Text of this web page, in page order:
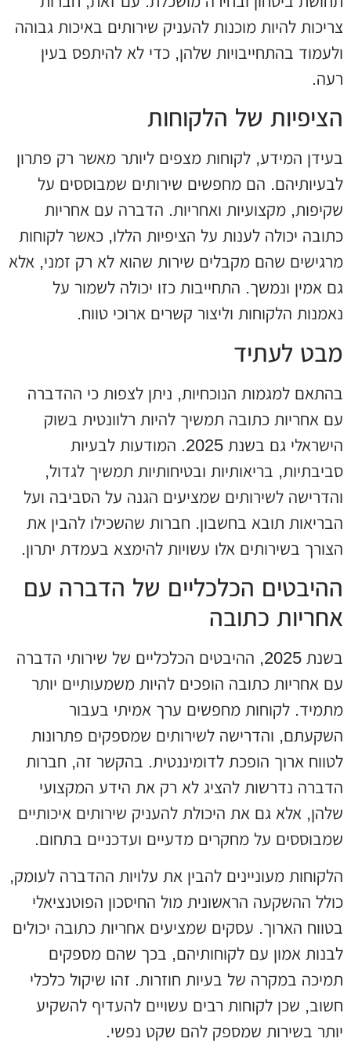
צריכות להיות מוכנות להעניק שירותים באיכות גבוהה
ולעמוד בהתחייבויות שלהן, כדי לא להיתפס בעין
רעה.
הציפיות של הלקוחות
בעידן המידע, לקוחות מצפים ליותר מאשר רק פתרון
לבעיותיהם. הם מחפשים שירותים שמבוססים על
שקיפות, מקצועיות ואחריות. הדברה עם אחריות
כתובה יכולה לענות על הציפיות הללו, כאשר לקוחות
מרגישים שהם מקבלים שירות שהוא לא רק זמני, אלא
גם אמין ונמשך. התחייבות כזו יכולה לשמור על
נאמנות הלקוחות וליצור קשרים ארוכי טווח.
מבט לעתיד
בהתאם למגמות הנוכחיות, ניתן לצפות כי ההדברה
עם אחריות כתובה תמשיך להיות רלוונטית בשוק
הישראלי גם בשנת 2025. המודעות לבעיות
סביבתיות, בריאותיות ובטיחותיות תמשיך לגדול,
והדרישה לשירותים שמציעים הגנה על הסביבה ועל
הבריאות תובא בחשבון. חברות שהשכילו להבין את
הצורך בשירותים אלו עשויות להימצא בעמדת יתרון.
ההיבטים הכלכליים של הדברה עם
אחריות כתובה
בשנת 2025, ההיבטים הכלכליים של שירותי הדברה
עם אחריות כתובה הופכים להיות משמעותיים יותר
מתמיד. לקוחות מחפשים ערך אמיתי בעבור
השקעתם, והדרישה לשירותים שמספקים פתרונות
לטווח ארוך הופכת לדומיננטית. בהקשר זה, חברות
הדברה נדרשות להציג לא רק את הידע המקצועי
שלהן, אלא גם את היכולת להעניק שירותים איכותיים
שמבוססים על מחקרים מדעיים ועדכניים בתחום.
הלקוחות מעוניינים להבין את עלויות ההדברה לעומק,
כולל ההשקעה הראשונית מול החיסכון הפוטנציאלי
בטווח הארוך. עסקים שמציעים אחריות כתובה יכולים
לבנות אמון עם לקוחותיהם, בכך שהם מספקים
תמיכה במקרה של בעיות חוזרות. זהו שיקול כלכלי
חשוב, שכן לקוחות רבים עשויים להעדיף להשקיע
יותר בשירות שמספק להם שקט נפשי.